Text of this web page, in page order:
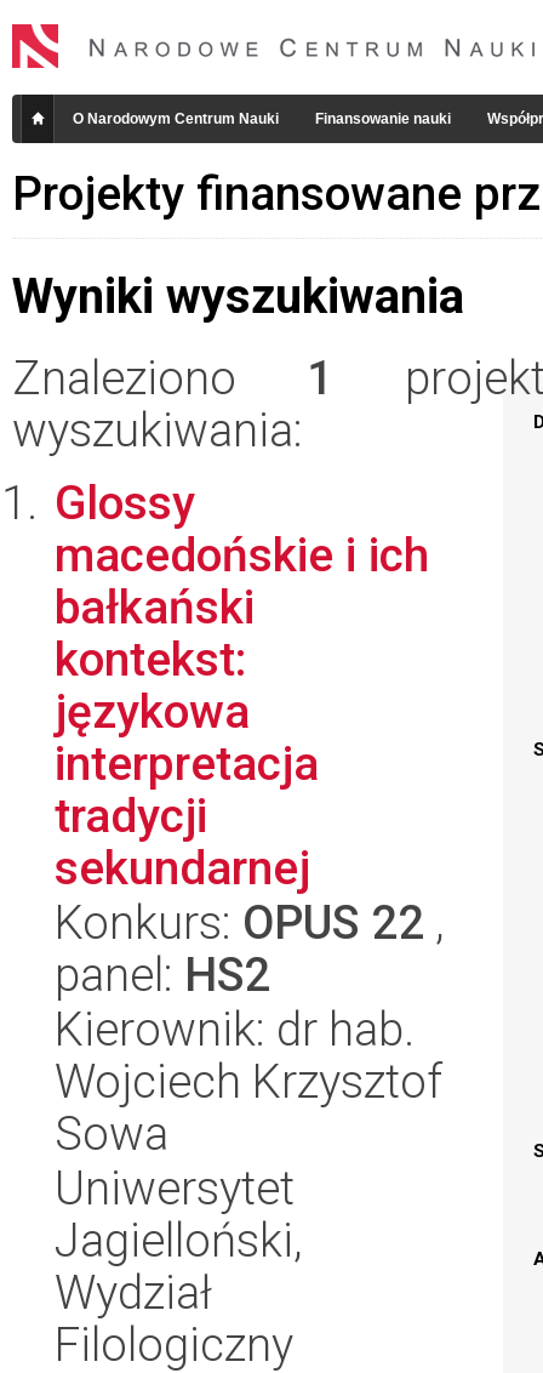
O Narodowym Centrum Nauki Finansowanie nauki
Projekty finansowane
Wyniki wyszukiwania
Znaleziono 1
wyszukiwania:
Glossy
macedońskie i ich
bałkański
kontekst:
językowa
interpretacja
tradycji
sekundarnej
Konkurs: OPUS 22 ,
panel: HS2
Kierownik: dr hab.
Wojciech Krzysztof
Sowa
Uniwersytet
Jagielloński,
Wydział
Filologiczny